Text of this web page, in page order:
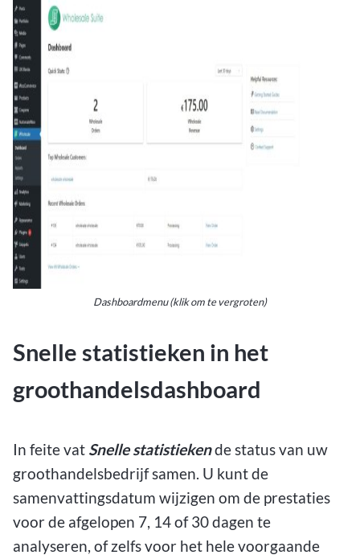
Dashboardmenu (klik om te vergroten)
Snelle statistieken in het
groothandelsdashboard
In feite vat Snelle statistiekende status van uw
groothandelsbedrijf samen. U kunt de
samenvattingsdatum wijzigen om de prestaties
voor de afgelopen 7, 14 of 30 dagen te
analyseren, of zelfs voor het hele voorgaande